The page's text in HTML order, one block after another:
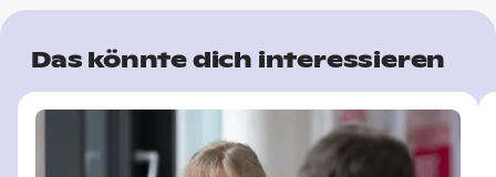
Das könnte dich interessieren